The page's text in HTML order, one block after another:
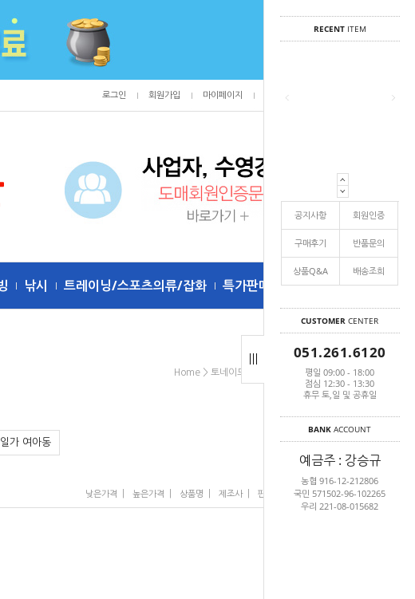
RECENTITEM
공지사항 회원인증
구매후기 반품문의
상품Q&A 배송조희
CUSTOMER CENTER
051.261.6120
평일 09:00 - 18:00
점심 12:30 - 13:30
휴무 토,일 및 공휴일
BANK ACCOUNT
예금주 : 강승규
농협 916-12-212806
국민 571502-96-102265
우리 221-08-015682
로그인 회원가입 마이페이지
낚시 트레이닝/스포츠의류/잡화 특가판매
Home > 토네이도 (수영복/용품) >아동수영복
가 여아동
낮은가격 높은가격 상품명 제조사| 판매순위 | 많이 본 상품